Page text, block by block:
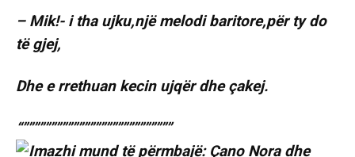
– Mik!- i tha ujku,një melodi baritore,për ty do
të gjej,
Dhe e rrethuan kecin ujqër dhe çakej.
“”””””””””””””””””””””””””””